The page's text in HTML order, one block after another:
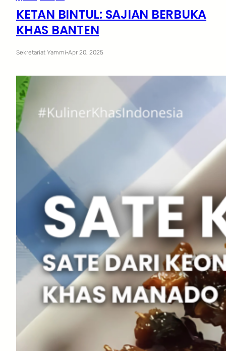
KETAN BINTUL: SAJIAN BERBUKA
KHAS BANTEN
Sekretariat Yammi·Apr 20, 2025